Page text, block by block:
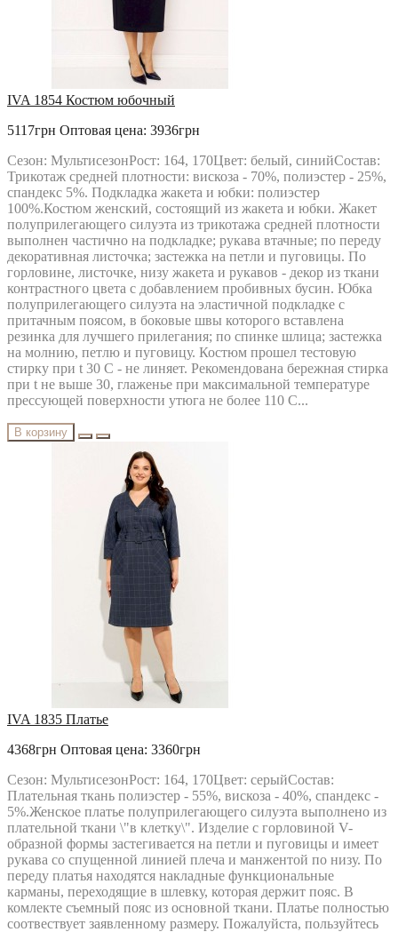
IVA 1854 Костюм юбочный
5117грн Оптовая цена: 3936грн
Сезон: МультисезонРост: 164, 170Цвет: белый, синийСостав:
Трикотаж средней плотности: вискоза - 70%, полиэстер - 25%,
спандекс 5%. Подкладка жакета и юбки: полиэстер
100%.Костюм женский, состоящий из жакета и юбки. Жакет
полуприлегающего силуэта из трикотажа средней плотности
выполнен частично на подкладке; рукава втачные; по переду
декоративная листочка; застежка на петли и пуговицы. По
горловине, листочке, низу жакета и рукавов - декор из ткани
контрастного цвета с добавлением пробивных бусин. Юбка
полуприлегающего силуэта на эластичной подкладке с
притачным поясом, в боковые швы которого вставлена
резинка для лучшего прилегания; по спинке шлица; застежка
на молнию, петлю и пуговицу. Костюм прошел тестовую
стирку при t 30 С - не линяет. Рекомендована бережная стирка
при t не выше 30, глаженье при максимальной температуре
прессующей поверхности утюга не более 110 C...
В корзину
IVA 1835 Платье
4368грн Оптовая цена: 3360грн
Сезон: МультисезонРост: 164, 170Цвет: серыйСостав:
Плательная ткань полиэстер - 55%, вискоза - 40%, спандекс -
5%.Женское платье полуприлегающего силуэта выполнено из
плательной ткани \"в клетку\". Изделие с горловиной V-
образной формы застегивается на петли и пуговицы и имеет
рукава со спущенной линией плеча и манжентой по низу. По
переду платья находятся накладные функциональные
карманы, переходящие в шлевку, которая держит пояс. В
комлекте съемный пояс из основной ткани. Платье полностью
соотвествует заявленному размеру. Пожалуйста, пользуйтесь